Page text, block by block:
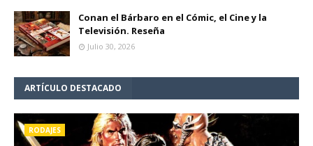
Conan el Bárbaro en el Cómic, el Cine y la
Televisión. Reseña
Julio 30, 2026
ARTÍCULO DESTACADO
RODAJES